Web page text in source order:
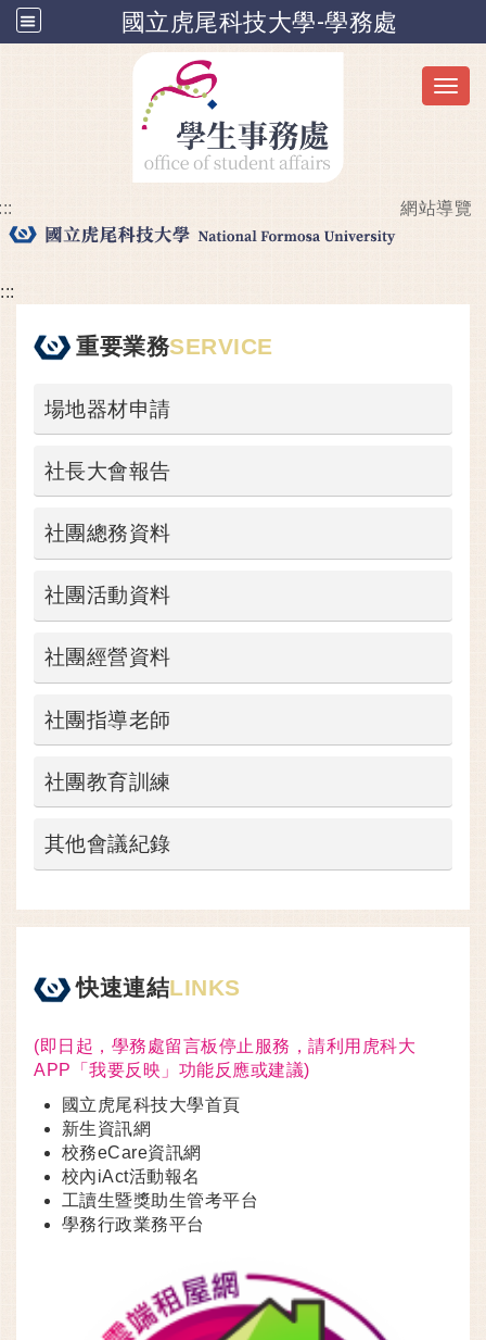
國立虎尾科技大學-學務處
網站導覽
:::
重要業務SERVICE
場地器材申請
社長大會報告
社團總務資料
社團活動資料
社團經營資料
社團指導老師
社團教育訓練
其他會議紀錄
快速連結LINKS
(即日起，學務處留言板停止服務，請利用虎科大
APP「我要反映」功能反應或建議)
國立虎尾科技大學首頁
新生資訊網
校務eCare資訊網
校內iAct活動報名
工讀生暨獎助生管考平台
學務行政業務平台